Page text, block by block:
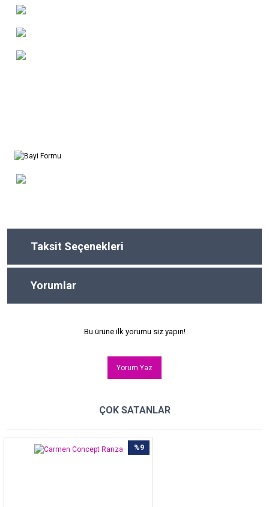
Taksit Seçenekleri
Yorumlar
Bu ürüne ilk yorumu siz yapın!
Yorum Yaz
ÇOK SATANLAR
%9